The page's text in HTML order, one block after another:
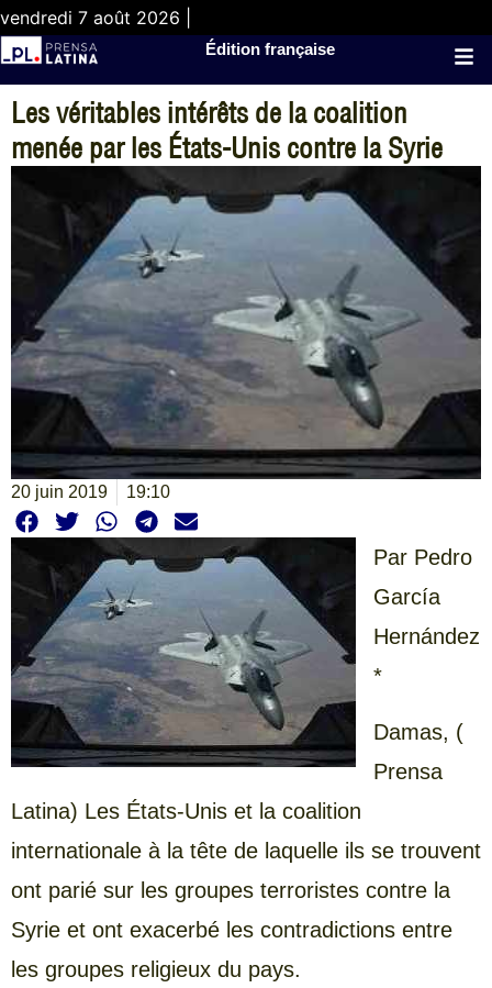
vendredi 7 août 2026 |
Édition française
Les véritables intérêts de la coalition
menée par les États-Unis contre la Syrie
20 juin 2019 19:10
Par Pedro
García
Hernández
*
Damas, (
Prensa
Latina) Les États-Unis et la coalition
internationale à la tête de laquelle ils se trouvent
ont parié sur les groupes terroristes contre la
Syrie et ont exacerbé les contradictions entre
les groupes religieux du pays.